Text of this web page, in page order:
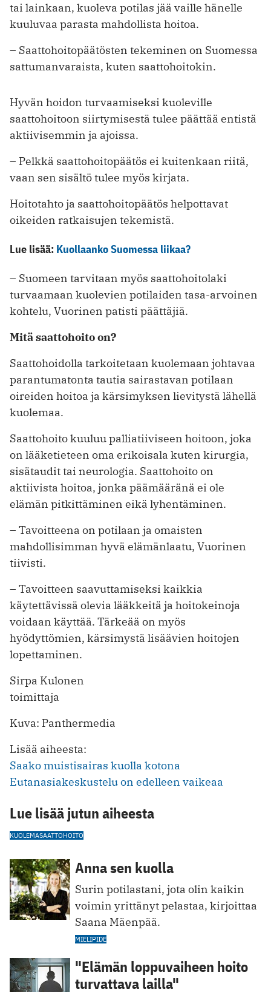
tai lainkaan, kuoleva potilas jää vaille hänelle
kuuluvaa parasta mahdollista hoitoa.
– Saattohoitopäätösten tekeminen on Suomessa
sattumanvaraista, kuten saattohoitokin.
Hyvän hoidon turvaamiseksi kuoleville
saattohoitoon siirtymisestä tulee päättää entistä
aktiivisemmin ja ajoissa.
– Pelkkä saattohoitopäätös ei kuitenkaan riitä,
vaan sen sisältö tulee myös kirjata.
Hoitotahto ja saattohoitopäätös helpottavat
oikeiden ratkaisujen tekemistä.
Lue lisää: Kuollaanko Suomessa liikaa?
– Suomeen tarvitaan myös saattohoitolaki
turvaamaan kuolevien potilaiden tasa-arvoinen
kohtelu, Vuorinen patisti päättäjiä.
Mitä saattohoito on?
Saattohoidolla tarkoitetaan kuolemaan johtavaa
parantumatonta tautia sairastavan potilaan
oireiden hoitoa ja kärsimyksen lievitystä lähellä
kuolemaa.
Saattohoito kuuluu palliatiiviseen hoitoon, joka
on lääketieteen oma erikoisala kuten kirurgia,
sisätaudit tai neurologia. Saattohoito on
aktiivista hoitoa, jonka päämääränä ei ole
elämän pitkittäminen eikä lyhentäminen.
– Tavoitteena on potilaan ja omaisten
mahdollisimman hyvä elämänlaatu, Vuorinen
tiivisti.
– Tavoitteen saavuttamiseksi kaikkia
käytettävissä olevia lääkkeitä ja hoitokeinoja
voidaan käyttää. Tärkeää on myös
hyödyttömien, kärsimystä lisäävien hoitojen
lopettaminen.
Sirpa Kulonen
toimittaja
Kuva: Panthermedia
Lisää aiheesta:
Saako muistisairas kuolla kotona
Eutanasiakeskustelu on edelleen vaikeaa
Lue lisää jutun aiheesta
KUOLEMASAATTOHOITO
Anna sen kuolla
Surin potilastani, jota olin kaikin
voimin yrittänyt pelastaa, kirjoittaa
Saana Mäenpää.
MIELIPIDE
"Elämän loppuvaiheen hoito
turvattava lailla"